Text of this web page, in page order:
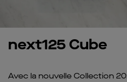
next125 Cube
Avec la nouvelle Collection